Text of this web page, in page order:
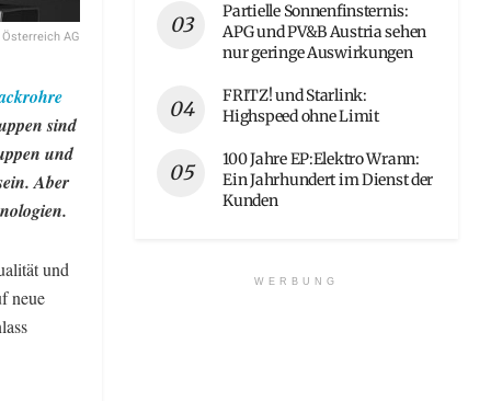
AG
sind
und
Aber
und
neue
Partielle Sonnenfinsternis:
APG und PV&B Austria sehen
nur geringe Auswirkungen
FRITZ! und Starlink:
Highspeed ohne Limit
100 Jahre EP:Elektro Wrann:
Ein Jahrhundert im Dienst der
Kunden
WERBUNG